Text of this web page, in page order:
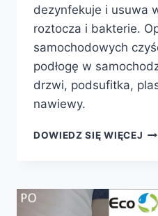
dezynfekuje i usuwa
roztocza i bakterie.
samochodowych
podłogę w
drzwi, podsufitka,
nawiewy.
DOWIEDZ SIĘ WIĘCEJ